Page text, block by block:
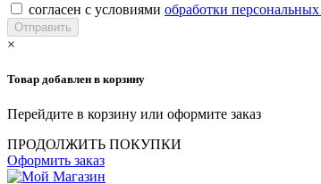
согласен с условиями обработки
×
Товар добавлен в корзину
Перейдите в корзину или оформите заказ
ПРОДОЛЖИТЬ ПОКУПКИ
Оформить заказ